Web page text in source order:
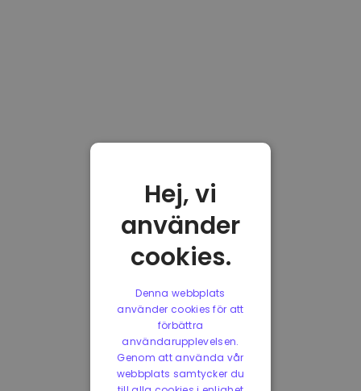
Hej, vi
använder
cookies.
Denna webbplats
använder cookies för att
förbättra
användarupplevelsen.
Genom att använda vår
webbplats samtycker du